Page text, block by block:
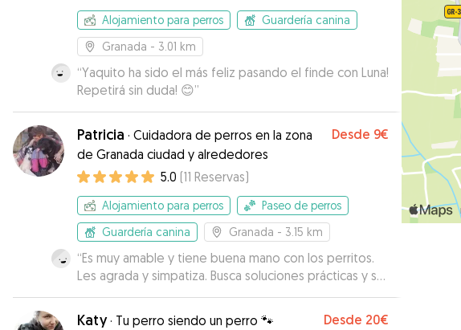
Alojamiento para perros
Guardería canina
Granada - 3.01 km
“Yaquito ha sido el más feliz pasando el finde con Luna!
Repetirá sin duda! 😊”
Patricia · Cuidadora de perros en la zona
de Granada ciudad y alrededores
Desde 9€
5.0 (11 Reservas)
Alojamiento para perros
Paseo de perros
Guardería canina
Granada - 3.15 km
“Es muy amable y tiene buena mano con los perritos.
Les agrada y simpatiza. Busca soluciones prácticas y se
adapta a circunstancias.”
Katy· Tu perro siendo un perro 🐾 Desde 20€